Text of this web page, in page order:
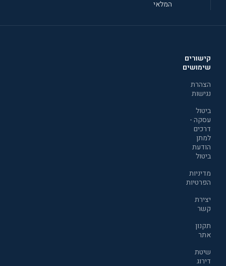
המלאי
קישורים
שימושים
הצהרת
נגישות
ביטול
עסקה -
דרכים
למתן
הודעת
ביטול
מדיניות
הפרטיות
יצירת
קשר
תקנון
אתר
שיטת
דירוג